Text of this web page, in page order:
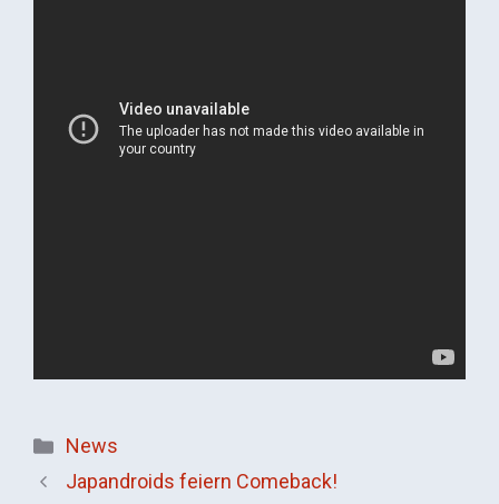
Kategorien
News
Japandroids feiern Comeback!